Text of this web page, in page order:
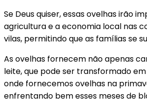
Se Deus quiser, essas ovelhas irão
agricultura e a economia local nas
vilas, permitindo que as famílias se
As ovelhas fornecem não apenas
leite, que pode ser transformado em
onde fornecemos ovelhas na
enfrentando bem esses meses de